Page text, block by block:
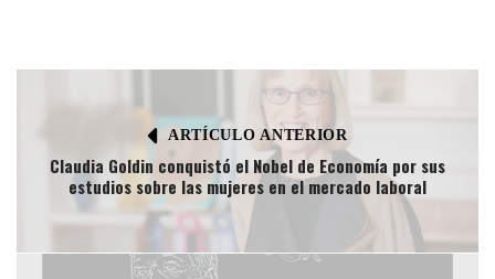
ARTÍCULO ANTERIOR
Claudia Goldin conquistó el Nobel de Economía por sus
estudios sobre las mujeres en el mercado laboral